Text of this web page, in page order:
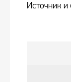
Источник и